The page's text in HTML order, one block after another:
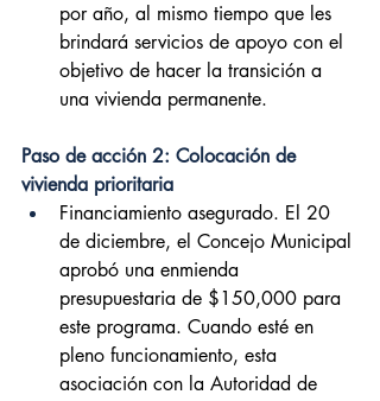
por año, al mismo tiempo que les
brindará servicios de apoyo con el
objetivo de hacer la transición a
una vivienda permanente.
Paso de acción 2: Colocación de
vivienda prioritaria
Financiamiento asegurado. El 20
de diciembre, el Concejo Municipal
aprobó una enmienda
presupuestaria de $150,000 para
este programa. Cuando esté en
pleno funcionamiento, esta
asociación con la Autoridad de